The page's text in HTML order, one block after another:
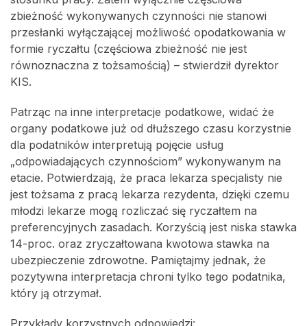
zbieżność wykonywanych czynności nie stanowi
przesłanki wyłączającej możliwość opodatkowania w
formie ryczałtu (częściowa zbieżność nie jest
równoznaczna z tożsamością) – stwierdził dyrektor
KIS.
Patrząc na inne interpretacje podatkowe, widać że
organy podatkowe już od dłuższego czasu korzystnie
dla podatników interpretują pojęcie usług
„odpowiadających czynnościom” wykonywanym na
etacie. Potwierdzają, że praca lekarza specjalisty nie
jest tożsama z pracą lekarza rezydenta, dzięki czemu
młodzi lekarze mogą rozliczać się ryczałtem na
preferencyjnych zasadach. Korzyścią jest niska stawka
14-proc. oraz zryczałtowana kwotowa stawka na
ubezpieczenie zdrowotne. Pamiętajmy jednak, że
pozytywna interpretacja chroni tylko tego podatnika,
który ją otrzymał.